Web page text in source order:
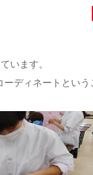
います。
ディネートとい